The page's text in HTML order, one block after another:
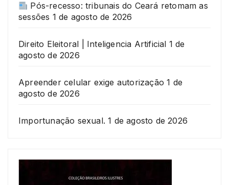
Pós-recesso: tribunais do Ceará retomam as
sessões 1 de agosto de 2026
Direito Eleitoral | Inteligencia Artificial 1 de
agosto de 2026
Apreender celular exige autorização 1 de
agosto de 2026
Importunação sexual. 1 de agosto de 2026